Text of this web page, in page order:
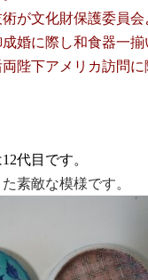
術が文化財保護委員
成婚に際し和食器一
両陛下アメリカ訪問
代目です。
素敵な模様です。